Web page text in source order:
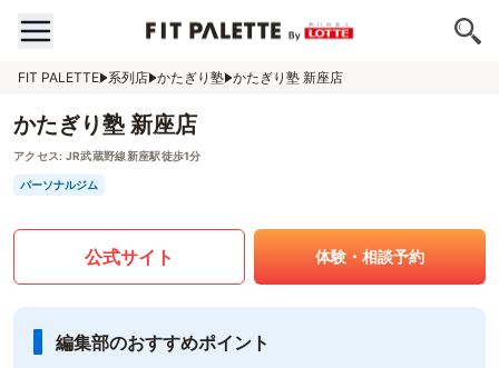
FIT PALETTE 系列店 かたぎり塾 かたぎり塾 新座店
かたぎり塾 新座店
アクセス: JR武蔵野線新座駅徒歩1分
パーソナルジム
公式サイト 体験・相談予約
編集部のおすすめポイント